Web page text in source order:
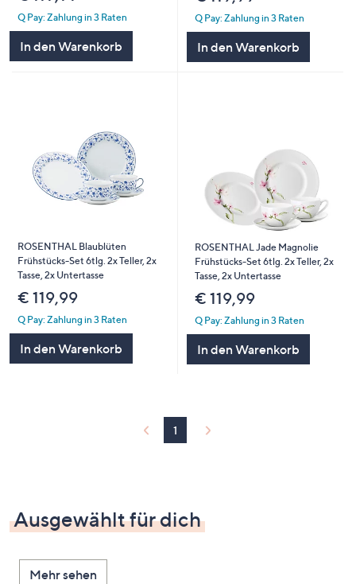
Q Pay: Zahlung in 3 Raten
In den Warenkorb
Q Pay: Zahlung in 3 Raten
In den Warenkorb
ROSENTHAL Blaublüten
Frühstücks-Set 6tlg. 2x Teller, 2x
Tasse, 2x Untertasse
€ 119,99
Q Pay: Zahlung in 3 Raten
In den Warenkorb
ROSENTHAL Jade Magnolie
Frühstücks-Set 6tlg. 2x Teller, 2x
Tasse, 2x Untertasse
€ 119,99
Q Pay: Zahlung in 3 Raten
In den Warenkorb
1
Ausgewählt für dich
Mehr sehen